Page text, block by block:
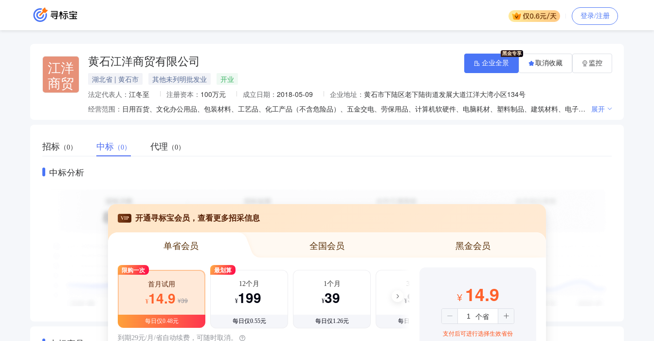
登录/注册
江洋
商贸
黄石江洋商贸有限公司
湖北省 | 黄石市 其他未列明批发业
开业
法定代表人： 江冬至 注册资本： 100万元 成立日期： 2018-05-09 企业地址： 黄石市下陆区老下陆街道发展大道江洋大湾小区134号
经营范围：
日用百货、文化办公用品、包装材料、工艺品、化工产品（不含危险品）、五金交电、劳保用品、计算机软硬件、电脑耗材、塑料制品、建筑材料、电子产品、机电设备、家具、石灰、消防器材、药品零售；广告设计、制作、发布；再生资源回收（不含固体废物、危险废物、报废汽车等需经相关部门批准的项目）。（涉及许可经营项目，应取得相关部门许可后方可经营） 展开
企业全景 取消收藏 监控
招标 （0） 中标 （0） 代理 （0）
中标分析
VIP 开通寻标宝会员，查看更多招采信息
单省会员 全国会员 黑金会员
限购一次
首月试用
¥14.9 ¥39
每日仅0.48元
最划算
12个月
¥199
每日仅0.55元
1个月
¥39
每日仅1.26元
3个月
¥99
每日仅1.08元
到期29元/月/省自动续费，可随时取消。
¥ 14.9
支付后可进行选择生效省份